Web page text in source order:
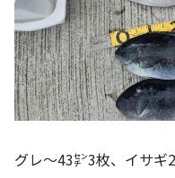
グレ〜43㌢3枚、イサギ2